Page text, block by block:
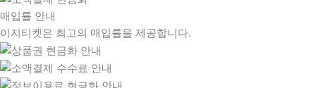
매입률 안내
이지티켓은 최고의 매입률을 제공합니다.